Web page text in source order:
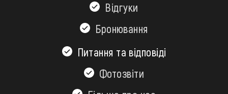
Відгуки
Бронювання
Питання та відповіді
Фотозвіти